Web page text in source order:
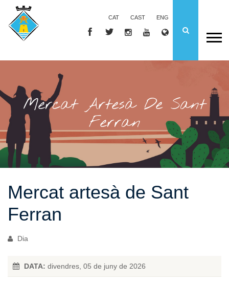
CAT CAST ENG
Mercat Artesà De Sant
Ferran
Mercat artesà de Sant
Ferran
Dia
DATA: divendres, 05 de juny de 2026